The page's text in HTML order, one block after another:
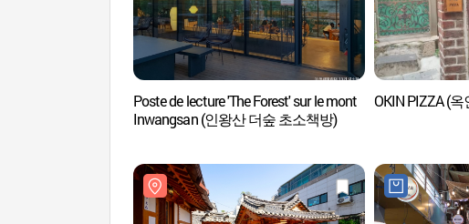
Poste de lecture 'The Forest' sur le mont
Inwangsan (인왕산 더숲 초소책방)
OKIN PIZZA (